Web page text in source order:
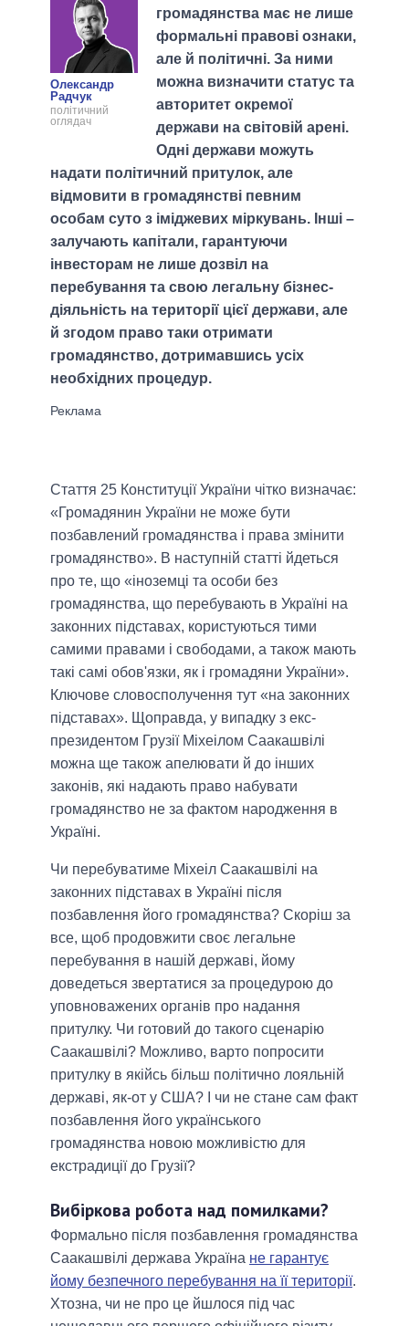
Олександр
Радчук
політичний
оглядач
громадянства має не лише
формальні правові ознаки,
але й політичні. За ними
можна визначити статус та
авторитет окремої
держави на світовій арені.
Одні держави можуть
надати політичний притулок, але
відмовити в громадянстві певним
особам суто з іміджевих міркувань. Інші –
залучають капітали, гарантуючи
інвесторам не лише дозвіл на
перебування та свою легальну бізнес-
діяльність на території цієї держави, але
й згодом право таки отримати
громадянство, дотримавшись усіх
необхідних процедур.
Стаття 25 Конституції України чітко визначає:
«Громадянин України не може бути
позбавлений громадянства і права змінити
громадянство». В наступній статті йдеться
про те, що «іноземці та особи без
громадянства, що перебувають в Україні на
законних підставах, користуються тими
самими правами і свободами, а також мають
такі самі обов'язки, як і громадяни України».
Ключове словосполучення тут «на законних
підставах». Щоправда, у випадку з екс-
президентом Грузії Міхеілом Саакашвілі
можна ще також апелювати й до інших
законів, які надають право набувати
громадянство не за фактом народження в
Україні.
Чи перебуватиме Міхеіл Саакашвілі на
законних підставах в Україні після
позбавлення його громадянства? Скоріш за
все, щоб продовжити своє легальне
перебування в нашій державі, йому
доведеться звертатися за процедурою до
уповноважених органів про надання
притулку. Чи готовий до такого сценарію
Саакашвілі? Можливо, варто попросити
притулку в якійсь більш політично лояльній
державі, як-от у США? І чи не стане сам факт
позбавлення його українського
громадянства новою можливістю для
екстрадиції до Грузії?
Вибіркова робота над помилками?
Формально після позбавлення громадянства
Саакашвілі держава Україна не гарантує
йому безпечного перебування на її території.
Хтозна, чи не про це йшлося під час